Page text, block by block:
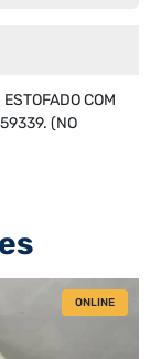
COM
59339. (NO
ONLINE